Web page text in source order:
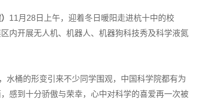
11月28日上午，迎着冬日暖阳走进杭十中的校
内开展无人机、机器人、机器狗科技秀及科学液氮
桶的形变引来不少同学围观，中国科学院都有为
感到十分骄傲与荣幸，心中对科学的喜爱再一次被